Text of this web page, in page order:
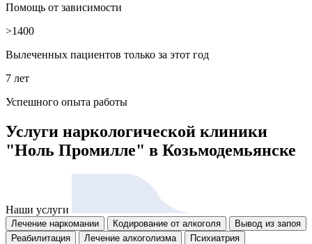
Помощь от зависимости
>1400
Вылеченных пациентов только за этот год
7 лет
Успешного опыта работы
Услуги наркологической клиники
"Ноль Промилле" в Козьмодемьянске
Наши услуги
Лечение наркомании Кодирование от алкоголя
Вывод из запоя
Реабилитация
Лечение алкоголизма Психиатрия